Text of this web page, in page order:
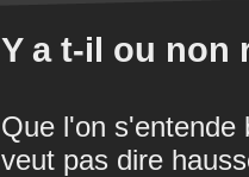
Y a t-il ou non
Que l'on s'entende
veut pas dire